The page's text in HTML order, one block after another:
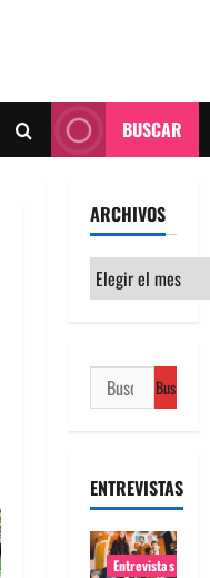
BUSCAR
ARCHIVOS
Archivos
Buscar:
ENTREVISTAS
Entrevistas